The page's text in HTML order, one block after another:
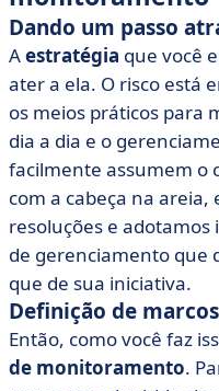
Dando um passo
Aestratégia que você
ater a ela. O risco está
os meios práticos para
dia a dia e o
facilmente assumem o
com a cabeça na areia,
resoluções e
de gerenciamento que
que de sua iniciativa.
Definição de marcos
Então, como você faz
de monitoramento.